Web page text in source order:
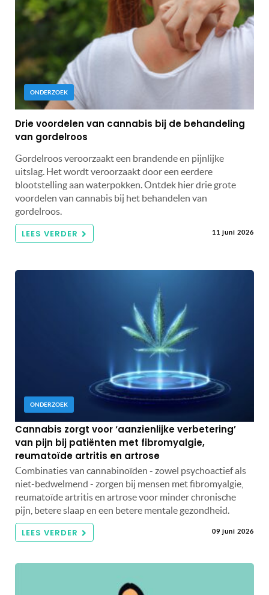
ONDERZOEK
Drie voordelen van cannabis bij de behandeling
van gordelroos
Gordelroos veroorzaakt een brandende en pijnlijke
uitslag. Het wordt veroorzaakt door een eerdere
blootstelling aan waterpokken. Ontdek hier drie grote
voordelen van cannabis bij het behandelen van
gordelroos.
LEES VERDER 11 juni 2026
ONDERZOEK
Cannabis zorgt voor ‘aanzienlijke verbetering’
van pijn bij patiënten met fibromyalgie,
reumatoïde artritis en artrose
Combinaties van cannabinoïden - zowel psychoactief als
niet-bedwelmend - zorgen bij mensen met fibromyalgie,
reumatoïde artritis en artrose voor minder chronische
pijn, betere slaap en een betere mentale gezondheid.
LEES VERDER 09 juni 2026